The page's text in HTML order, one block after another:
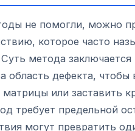
не помогли, можно
которое часто
метода заключается
область дефекта, чтобы
или заставить
требует предельной
могут превратить